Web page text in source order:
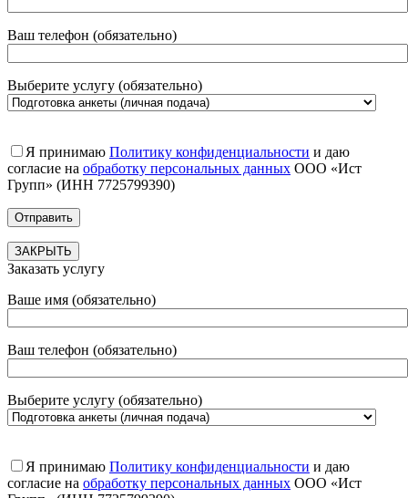
Ваш телефон (обязательно)
Выберите услугу (обязательно)
Я принимаю Политику конфиденциальности и даю
согласие на обработку персональных данных ООО «Ист
Групп» (ИНН 7725799390)
ЗАКРЫТЬ
Заказать услугу
Ваше имя (обязательно)
Ваш телефон (обязательно)
Выберите услугу (обязательно)
Я принимаю Политику конфиденциальности и даю
согласие на обработку персональных данных ООО «Ист